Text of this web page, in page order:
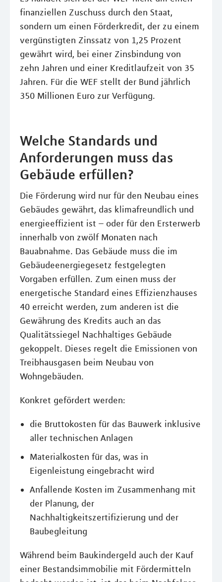
finanziellen Zuschuss durch den Staat,
sondern um einen Förderkredit, der zu einem
vergünstigten Zinssatz von 1,25 Prozent
gewährt wird, bei einer Zinsbindung von
zehn Jahren und einer Kreditlaufzeit von 35
Jahren. Für die WEF stellt der Bund jährlich
350 Millionen Euro zur Verfügung.
Welche Standards und
Anforderungen muss das
Gebäude erfüllen?
Die Förderung wird nur für den Neubau eines
Gebäudes gewährt, das klimafreundlich und
energieeffizient ist – oder für den Ersterwerb
innerhalb von zwölf Monaten nach
Bauabnahme. Das Gebäude muss die im
Gebäudeenergiegesetz festgelegten
Vorgaben erfüllen. Zum einen muss der
energetische Standard eines Effizienzhauses
40 erreicht werden, zum anderen ist die
Gewährung des Kredits auch an das
Qualitätssiegel Nachhaltiges Gebäude
gekoppelt. Dieses regelt die Emissionen von
Treibhausgasen beim Neubau von
Wohngebäuden.
Konkret gefördert werden:
die Bruttokosten für das Bauwerk inklusive
aller technischen Anlagen
Materialkosten für das, was in
Eigenleistung eingebracht wird
Anfallende Kosten im Zusammenhang mit
der Planung, der
Nachhaltigkeitszertifizierung und der
Baubegleitung
Während beim Baukindergeld auch der Kauf
einer Bestandsimmobilie mit Fördermitteln